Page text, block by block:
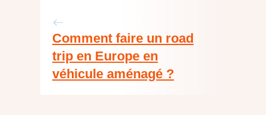
Comment faire un road
trip en Europe en
véhicule aménagé ?